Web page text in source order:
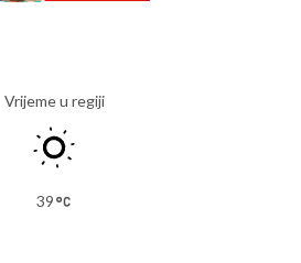
Vrijeme u regiji
39